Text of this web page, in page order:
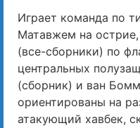
Играет команда по
Матавжем на
(все-сборники) по
центральных
(сборник) и ван
ориентированы на
атакующий хавбек,